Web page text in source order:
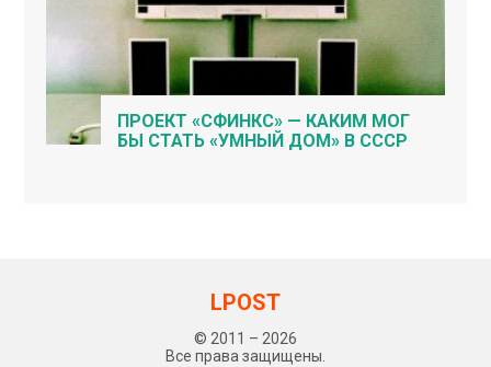
ПРОЕКТ «СФИНКС» — КАКИМ МОГ
БЫ СТАТЬ «УМНЫЙ ДОМ» В СССР
LPOST
© 2011 – 2026
Все права защищены.